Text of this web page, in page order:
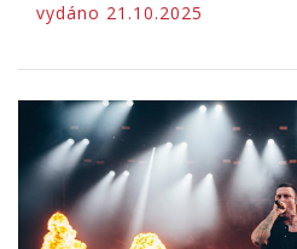
vydáno 21.10.2025